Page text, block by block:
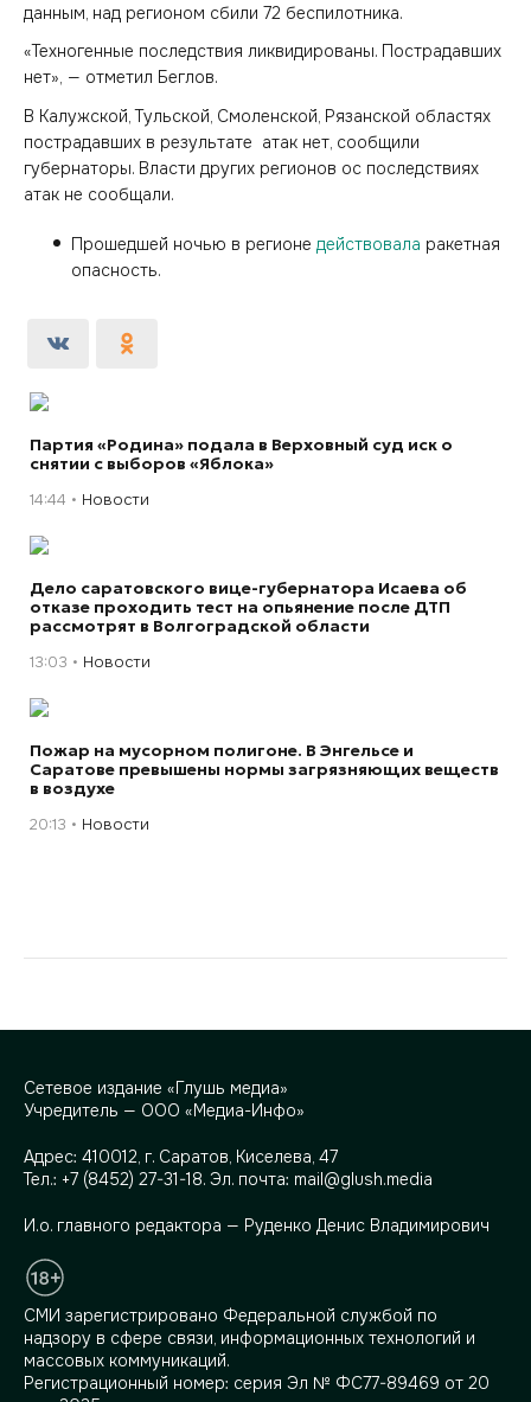
данным, над регионом сбили 72 беспилотника.
«Техногенные последствия ликвидированы. Пострадавших
нет», — отметил Беглов.
В Калужской, Тульской, Смоленской, Рязанской областях
пострадавших в результате атак нет, сообщили
губернаторы. Власти других регионов ос последствиях
атак не сообщали.
Прошедшей ночью в регионе действовала ракетная
опасность.
Партия «Родина» подала в Верховный суд иск о
снятии с выборов «Яблока»
14:44 Новости
Дело саратовского вице-губернатора Исаева об
отказе проходить тест на опьянение после ДТП
рассмотрят в Волгоградской области
13:03 Новости
Пожар на мусорном полигоне. В Энгельсе и
Саратове превышены нормы загрязняющих веществ
в воздухе
20:13 Новости
Сетевое издание «Глушь медиа»
Учредитель — ООО «Медиа-Инфо»
Адрес: 410012, г. Саратов, Киселева, 47
Тел.: +7 (8452) 27-31-18. Эл. почта: mail@glush.media
И.о. главного редактора — Руденко Денис Владимирович
СМИ зарегистрировано Федеральной службой по
надзору в сфере связи, информационных технологий и
массовых коммуникаций.
Регистрационный номер: серия Эл № ФС77-89469 от 20